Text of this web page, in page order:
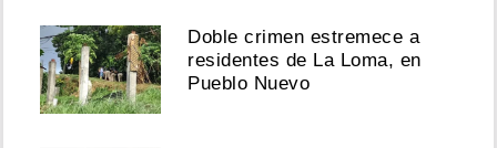
Doble crimen estremece a
residentes de La Loma, en
Pueblo Nuevo